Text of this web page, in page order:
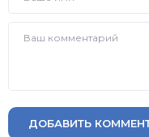
ДОБАВИТЬ